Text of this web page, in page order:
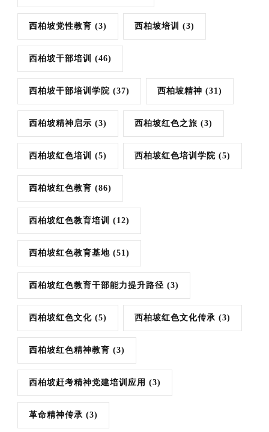
西柏坡党性教育 (3) 西柏坡培训 (3)
西柏坡干部培训 (46)
西柏坡干部培训学院 (37) 西柏坡精神 (31)
西柏坡精神启示 (3) 西柏坡红色之旅 (3)
西柏坡红色培训 (5) 西柏坡红色培训学院 (5)
西柏坡红色教育 (86)
西柏坡红色教育培训 (12)
西柏坡红色教育基地 (51)
西柏坡红色教育干部能力提升路径 (3)
西柏坡红色文化 (5) 西柏坡红色文化传承 (3)
西柏坡红色精神教育 (3)
西柏坡赶考精神党建培训应用 (3)
革命精神传承 (3)